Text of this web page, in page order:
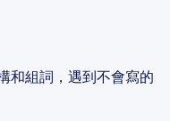
和組詞，遇到不會寫的